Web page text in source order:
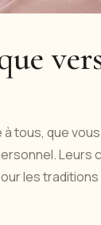
tous, que
Leurs
les traditions